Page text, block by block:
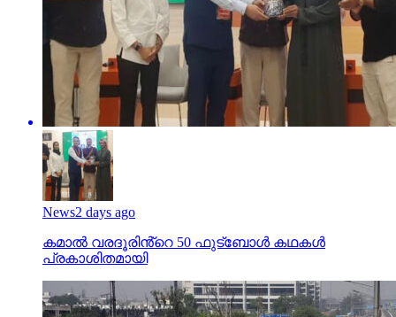
News2 days ago
കമാൽ വരദൂരിൻ്റെ 50 ഫുട്ബോൾ കഥകൾ
പ്രകാശിതമായി